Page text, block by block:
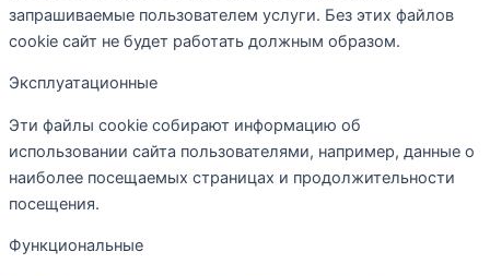
запрашиваемые пользователем услуги. Без этих файлов
cookie сайт не будет работать должным образом.
Эксплуатационные
Эти файлы cookie собирают информацию об
использовании сайта пользователями, например, данные о
наиболее посещаемых страницах и продолжительности
посещения.
Функциональные